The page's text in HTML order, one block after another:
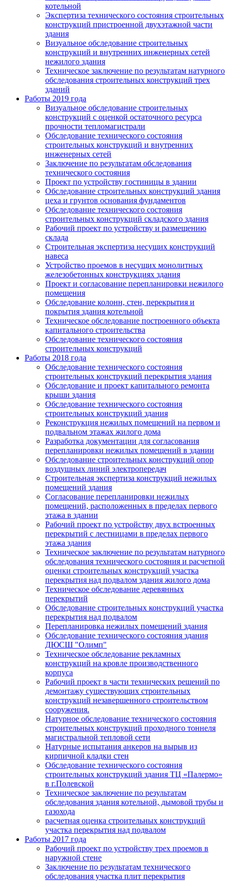
котельной
Экспертиза технического состояния строительных
конструкций пристроенной двухэтажной части
здания
Визуальное обследование строительных
конструкций и внутренних инженерных сетей
нежилого здания
Техническое заключение по результатам натурного
обследования строительных конструкций трех
зданий
Работы 2019 года
Визуальное обследование строительных
конструкций с оценкой остаточного ресурса
прочности тепломагистрали
Обследование технического состояния
строительных конструкций и внутренних
инженерных сетей
Заключение по результатам обследования
технического состояния
Проект по устройству гостиницы в здании
Обследование строительных конструкций здания
цеха и грунтов основания фундаментов
Обследование технического состояния
строительных конструкций складского здания
Рабочий проект по устройству и размещению
склада
Строительная экспертиза несущих конструкций
навеса
Устройство проемов в несущих монолитных
железобетонных конструкциях здания
Проект и согласование перепланировки нежилого
помещения
Обследование колонн, стен, перекрытия и
покрытия здания котельной
Техническое обследование построенного объекта
капитального строительства
Обследование технического состояния
строительных конструкций
Работы 2018 года
Обследование технического состояния
строительных конструкций перекрытия здания
Обследование и проект капитального ремонта
крыши здания
Обследование технического состояния
строительных конструкций здания
Реконструкция нежилых помещений на первом и
подвальном этажах жилого дома
Разработка документации для согласования
перепланировки нежилых помещений в здании
Обследование строительных конструкций опор
воздушных линий электропередач
Строительная экспертиза конструкций нежилых
помещений здания
Согласование перепланировки нежилых
помещений, расположенных в пределах первого
этажа в здании
Рабочий проект по устройству двух встроенных
перекрытий с лестницами в пределах первого
этажа здания
Техническое заключение по результатам натурного
обследования технического состояния и расчетной
оценки строительных конструкций участка
перекрытия над подвалом здания жилого дома
Техническое обследование деревянных
перекрытий
Обследование строительных конструкций участка
перекрытия над подвалом
Перепланировка нежилых помещений здания
Обследование технического состояния здания
ДЮСШ "Олимп"
Техническое обследование рекламных
конструкций на кровле производственного
корпуса
Рабочий проект в части технических решений по
демонтажу существующих строительных
конструкций незавершенного строительством
сооружения.
Натурное обследование технического состояния
строительных конструкций проходного тоннеля
магистральной тепловой сети
Натурные испытания анкеров на вырыв из
кирпичной кладки стен
Обследование технического состояния
строительных конструкций здания ТЦ «Палермо»
в г.Полевской
Техническое заключение по результатам
обследования здания котельной, дымовой трубы и
газохода
расчетная оценка строительных конструкций
участка перекрытия над подвалом
Работы 2017 года
Рабочий проект по устройству трех проемов в
наружной стене
Заключение по результатам технического
обследования участка плит перекрытия